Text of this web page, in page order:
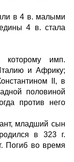
в 4 в. малыми
4 в. стала
которому имп.
и Африку;
II, в
половиной
против него
младший сын
в 323 г.
Погиб во время